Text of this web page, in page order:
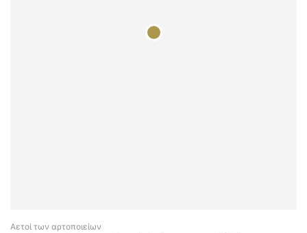
Αετοί των αρτοποιείων